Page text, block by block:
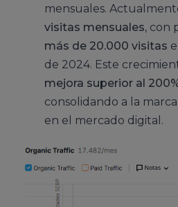
mensuales.
visitas mensuales, con
más de 20.000 visitas
de 2024. Este
mejora superior al
consolidando a la
en el mercado digital.